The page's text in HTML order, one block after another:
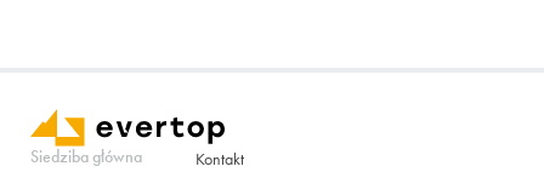
Siedziba główna
Kontakt